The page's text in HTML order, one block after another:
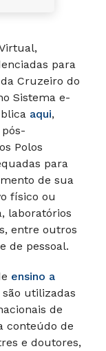
para
Cruzeiro do
Sistema e-
aqui,
Polos
para
de sua
físico ou
laboratórios
entre outros
de pessoal.
ensino a
são utilizadas
de
conteúdo de
e doutores,